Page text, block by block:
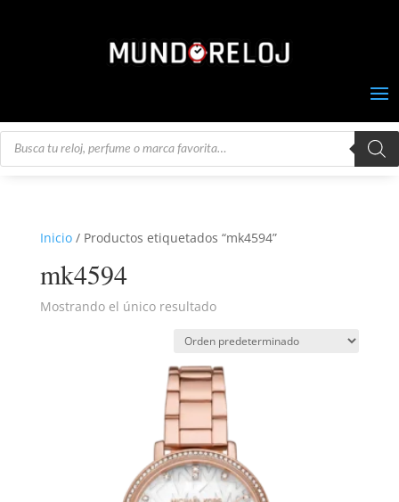
Búsqueda
Inicio/ Productos etiquetados “mk4594”
mk4594
Mostrando el único resultado